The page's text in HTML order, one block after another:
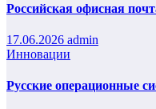
Российская офисная
17.06.2026 admin
Инновации
Русские операционные